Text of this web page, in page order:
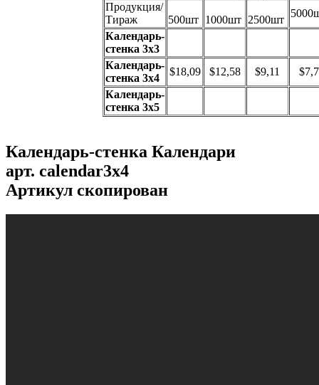
Продукция/
Тираж
500шт 1000шт 2500шт
Календарь-
стенка 3х3
Календарь-
стенка 3х4
$18,09 $12,58 $9,11
$7,7
Календарь-
стенка 3х5
Календарь-стенка Календари
арт. calendar3x4
Артикул скопирован